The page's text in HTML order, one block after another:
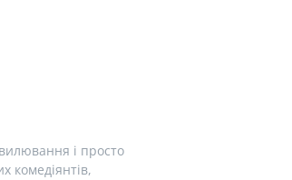
і просто
комедіянтів,